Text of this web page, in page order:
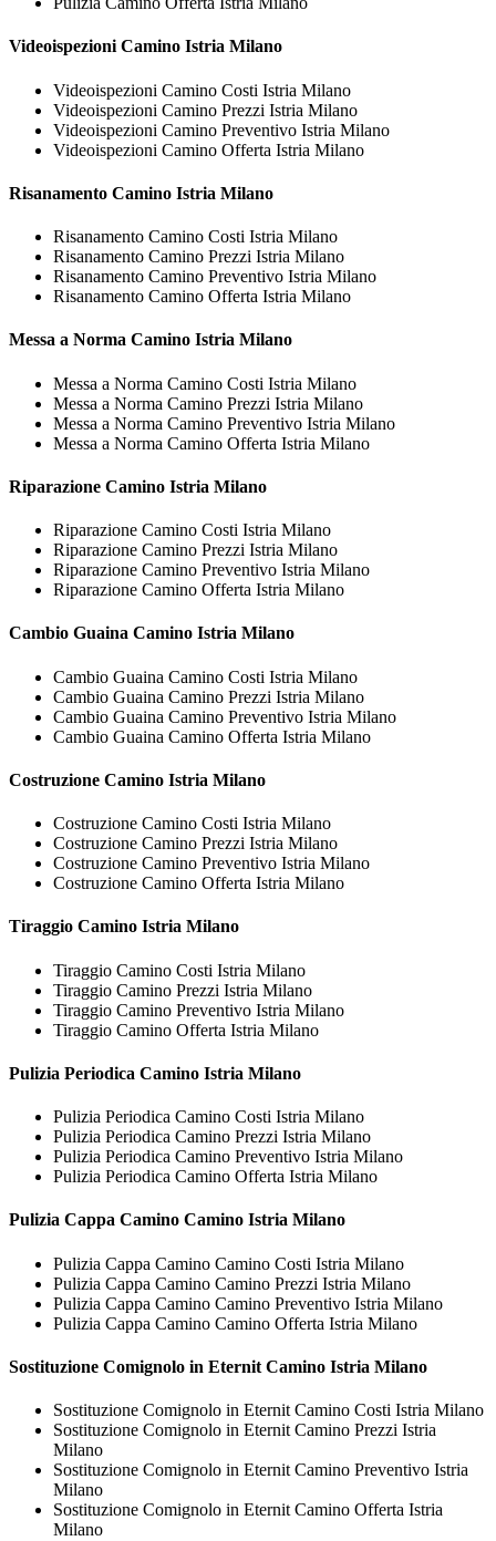
Videoispezioni Camino Istria Milano
Videoispezioni Camino Costi Istria Milano
Videoispezioni Camino Prezzi Istria Milano
Videoispezioni Camino Preventivo Istria Milano
Videoispezioni Camino Offerta Istria Milano
Risanamento Camino Istria Milano
Risanamento Camino Costi Istria Milano
Risanamento Camino Prezzi Istria Milano
Risanamento Camino Preventivo Istria Milano
Risanamento Camino Offerta Istria Milano
Messa a Norma Camino Istria Milano
Messa a Norma Camino Costi Istria Milano
Messa a Norma Camino Prezzi Istria Milano
Messa a Norma Camino Preventivo Istria Milano
Messa a Norma Camino Offerta Istria Milano
Riparazione Camino Istria Milano
Riparazione Camino Costi Istria Milano
Riparazione Camino Prezzi Istria Milano
Riparazione Camino Preventivo Istria Milano
Riparazione Camino Offerta Istria Milano
Cambio Guaina Camino Istria Milano
Cambio Guaina Camino Costi Istria Milano
Cambio Guaina Camino Prezzi Istria Milano
Cambio Guaina Camino Preventivo Istria Milano
Cambio Guaina Camino Offerta Istria Milano
Costruzione Camino Istria Milano
Costruzione Camino Costi Istria Milano
Costruzione Camino Prezzi Istria Milano
Costruzione Camino Preventivo Istria Milano
Costruzione Camino Offerta Istria Milano
Tiraggio Camino Istria Milano
Tiraggio Camino Costi Istria Milano
Tiraggio Camino Prezzi Istria Milano
Tiraggio Camino Preventivo Istria Milano
Tiraggio Camino Offerta Istria Milano
Pulizia Periodica Camino Istria Milano
Pulizia Periodica Camino Costi Istria Milano
Pulizia Periodica Camino Prezzi Istria Milano
Pulizia Periodica Camino Preventivo Istria Milano
Pulizia Periodica Camino Offerta Istria Milano
Pulizia Cappa Camino Camino Istria Milano
Pulizia Cappa Camino Camino Costi Istria Milano
Pulizia Cappa Camino Camino Prezzi Istria Milano
Pulizia Cappa Camino Camino Preventivo Istria Milano
Pulizia Cappa Camino Camino Offerta Istria Milano
Sostituzione Comignolo in Eternit Camino Istria Milano
Sostituzione Comignolo in Eternit Camino Costi Istria Milano
Sostituzione Comignolo in Eternit Camino Prezzi Istria
Milano
Sostituzione Comignolo in Eternit Camino Preventivo Istria
Milano
Sostituzione Comignolo in Eternit Camino Offerta Istria
Milano